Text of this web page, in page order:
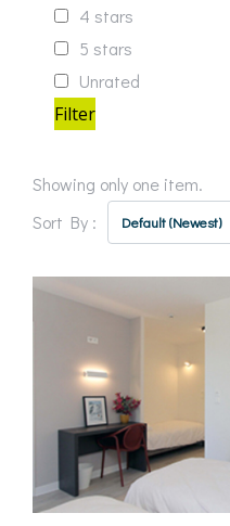
4 stars
5 stars
Unrated
Filter
Showing only one item.
Sort By :
Default (Newest)